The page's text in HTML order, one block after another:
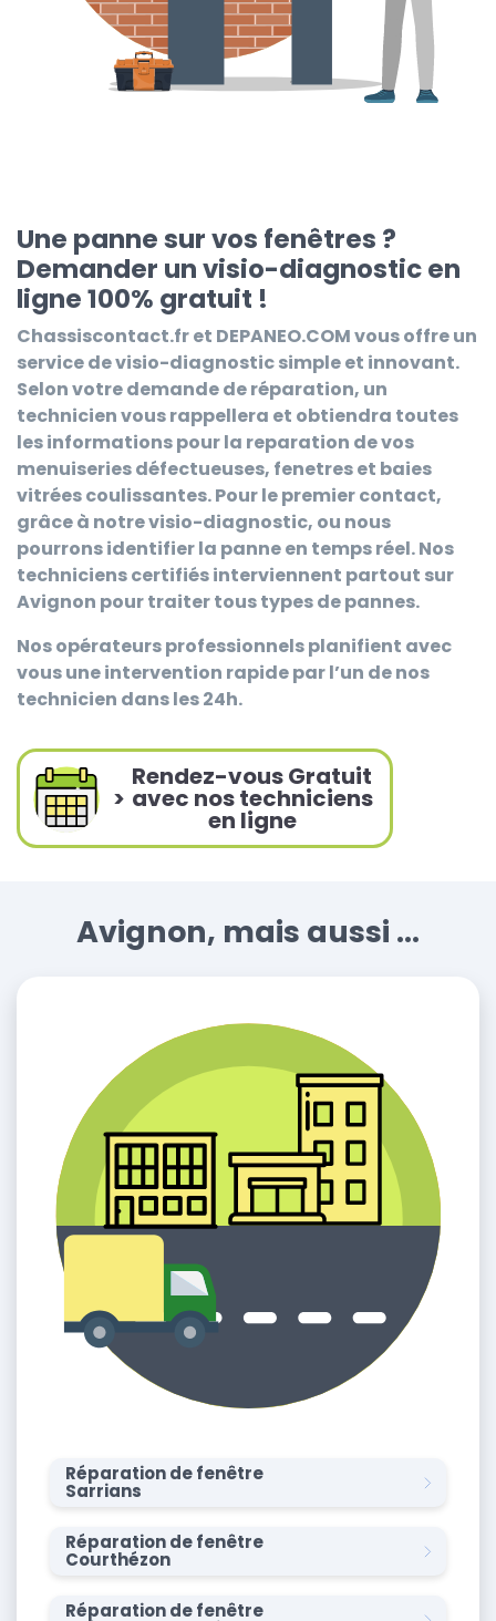
Une panne sur vos fenêtres ?
Demander un visio-diagnostic en
ligne 100% gratuit !
Chassiscontact.fr et DEPANEO.COMvous offre un
service de visio-diagnostic simple et innovant.
Selon votre demande de réparation, un
technicien vous rappellera et obtiendra toutes
les informations pour la reparation de vos
menuiseries défectueuses, fenetres et baies
vitrées coulissantes. Pour le premier contact,
grâce à notre visio-diagnostic, ou nous
pourrons identifier la panne en temps réel. Nos
techniciens certifiés interviennent partout sur
Avignon pour traiter tous types de pannes.
Nos opérateurs professionnels planifient avec
vous une intervention rapide par l’un de nos
technicien dans les 24h.
>
Rendez-vous Gratuit
avec nos techniciens
en ligne
Avignon, mais aussi ...
Réparation de fenêtre
Sarrians
Réparation de fenêtre
Courthézon
Réparation de fenêtre